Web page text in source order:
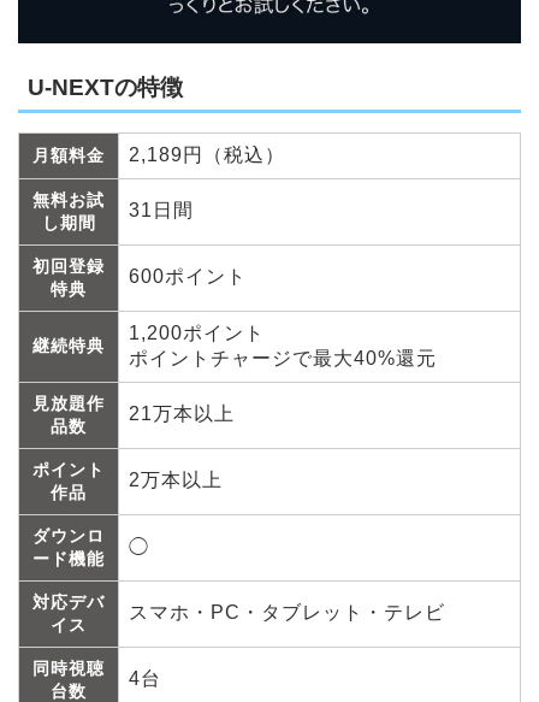
U-NEXTの特徴
月額料金 2,189円（税込）
無料お試
し期間
31日間
初回登録
特典
600ポイント
継続特典
1,200ポイント
ポイントチャージで最大40%還元
見放題作
品数
21万本以上
ポイント
作品
2万本以上
ダウンロ
ード機能
◯
対応デバ
イス
スマホ・PC・タブレット・テレビ
同時視聴
台数
4台